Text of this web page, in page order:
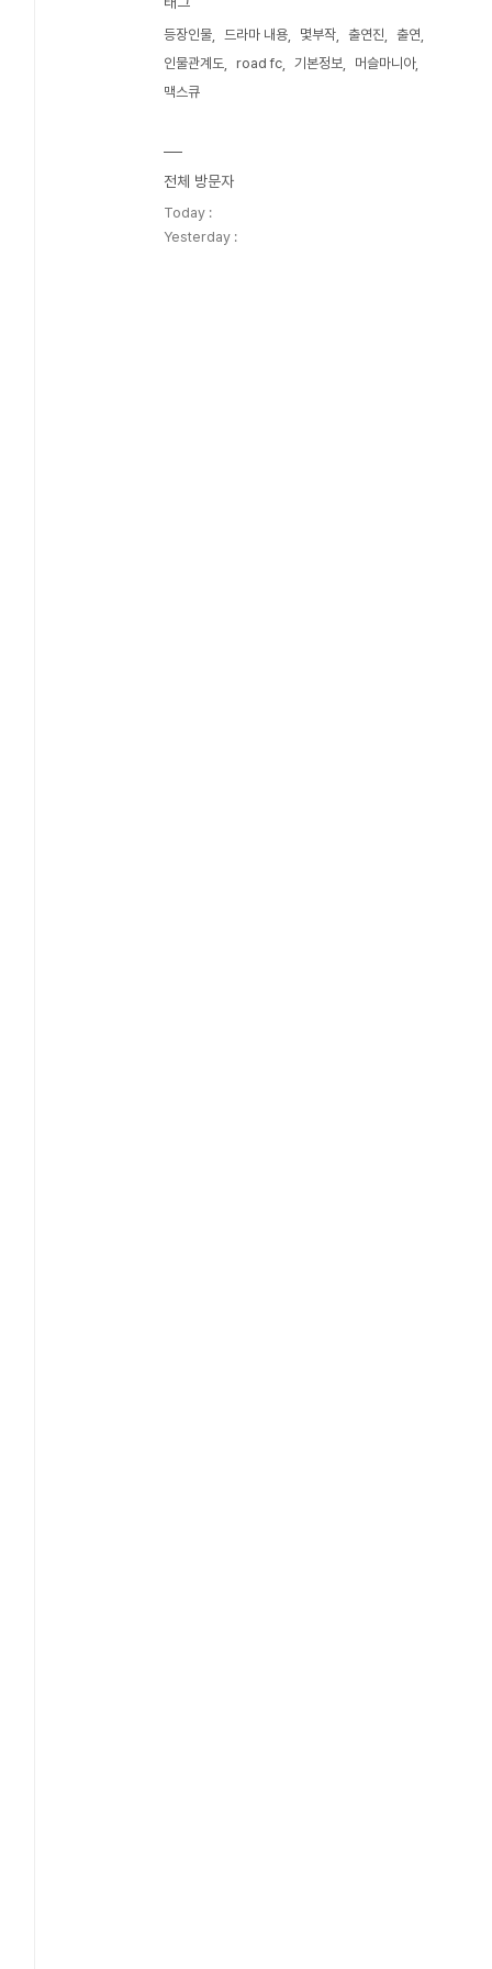
등장인물 드라마 내용 몇부작 출연진
출연
인물관계도
road fc 기본정보
머슬마니아
맥스큐
전체 방문자
Today :
Yesterday :